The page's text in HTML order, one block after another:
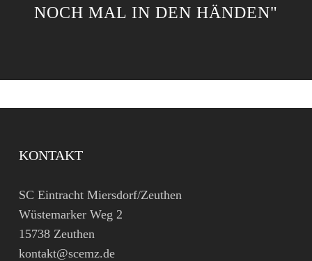
NOCH MAL IN DEN HÄNDEN"
KONTAKT
SC Eintracht Miersdorf/Zeuthen
Wüstemarker Weg 2
15738 Zeuthen
kontakt@scemz.de